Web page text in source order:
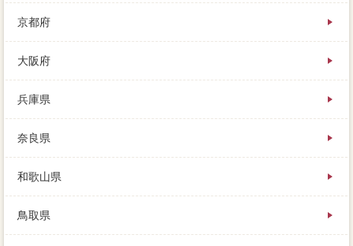
京都府
大阪府
兵庫県
奈良県
和歌山県
鳥取県